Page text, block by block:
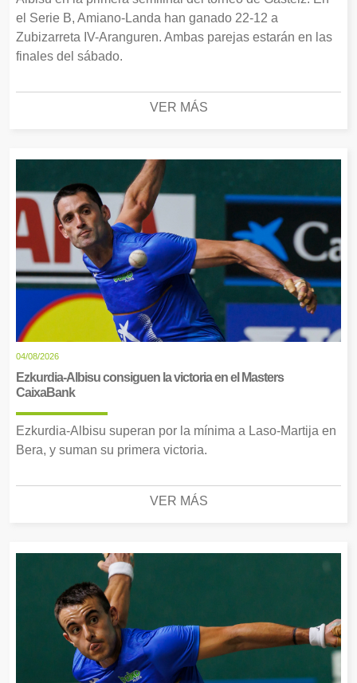
el Serie B, Amiano-Landa han ganado 22-12 a
Zubizarreta IV-Aranguren. Ambas parejas estarán en las
finales del sábado.
VER MÁS
04/08/2026
Ezkurdia-Albisu consiguen la victoria en el Masters
CaixaBank
Ezkurdia-Albisu superan por la mínima a Laso-Martija en
Bera, y suman su primera victoria.
VER MÁS